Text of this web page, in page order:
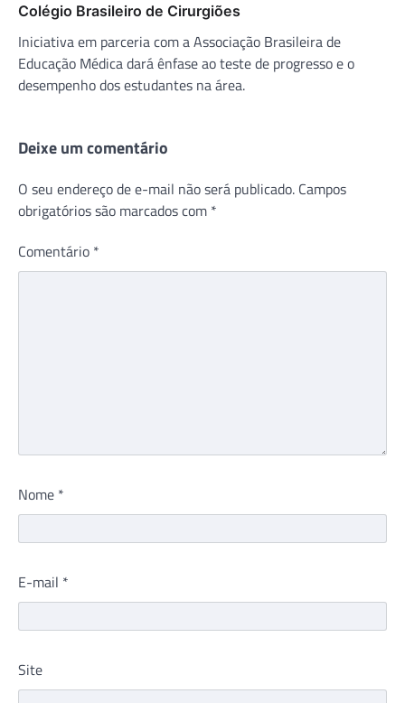
Colégio Brasileiro de Cirurgiões
Iniciativa em parceria com a Associação Brasileira de
Educação Médica dará ênfase ao teste de progresso e o
desempenho dos estudantes na área.
Deixe um comentário
O seu endereço de e-mail não será publicado. Campos
obrigatórios são marcados com *
Comentário *
Nome *
E-mail *
Site